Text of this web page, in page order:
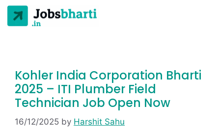
Kohler India Corporation Bharti
2025 – ITI Plumber Field
Technician Job Open Now
16/12/2025 by Harshit Sahu